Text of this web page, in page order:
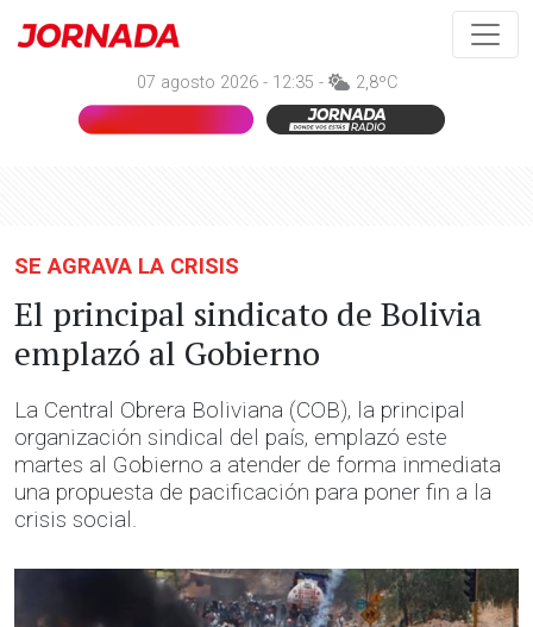
07 agosto 2026 - 12:35 - 2,8ºC
SE AGRAVA LA CRISIS
El principal sindicato de Bolivia
emplazó al Gobierno
La Central Obrera Boliviana (COB), la principal
organización sindical del país, emplazó este
martes al Gobierno a atender de forma inmediata
una propuesta de pacificación para poner fin a la
crisis social.